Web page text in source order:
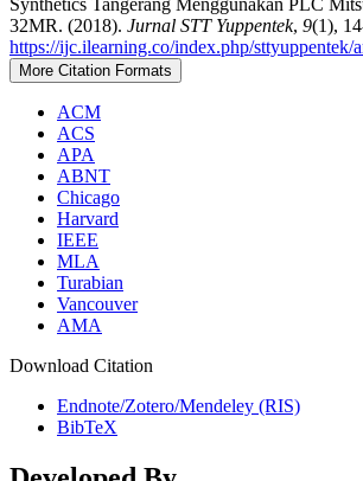
32MR. (2018). Jurnal STT Yuppentek, 9(1),
https://ijc.ilearning.co/index.php/sttyuppentek/
More Citation Formats
ACM
ACS
APA
ABNT
Chicago
Harvard
IEEE
MLA
Turabian
Vancouver
AMA
Download Citation
Endnote/Zotero/Mendeley (RIS)
BibTeX